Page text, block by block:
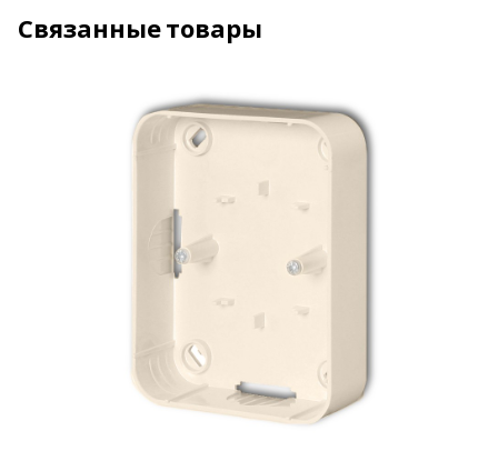
Связанные товары